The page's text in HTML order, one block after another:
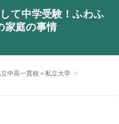
て中学受験！ふわふ
家庭の事情
中高一貫校＋私立大学